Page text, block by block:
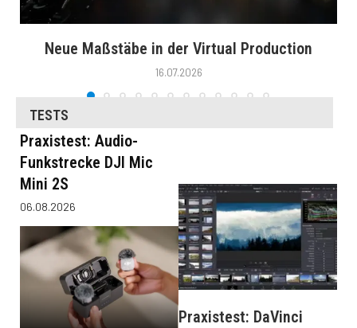
Neue Maßstäbe in der Virtual Production
16.07.2026
TESTS
Praxistest: Audio-
Funkstrecke DJI Mic
Mini 2S
06.08.2026
Praxistest: DaVinci